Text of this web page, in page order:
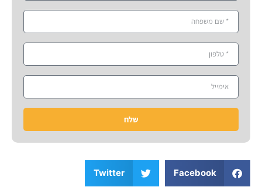
שלח
Facebook
Twitter